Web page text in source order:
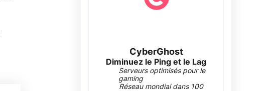
CyberGhost
Diminuez le Ping et le Lag
Serveurs optimisés pour le
gaming
Réseau mondial dans 100